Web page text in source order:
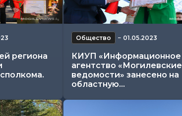
региона
Общество − 01.05.2023
КИУП «Информационное
агентство «Могилевские
ведомости» занесено на
областную...